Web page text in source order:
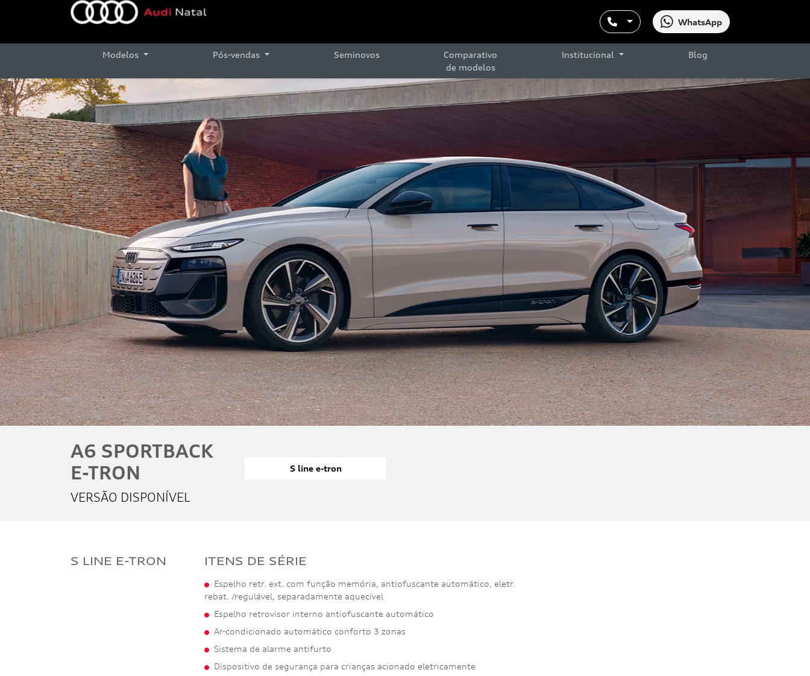
WhatsApp
Modelos Pós-vendas Seminovos
Comparativo
de modelos
Institucional Blog
Preferência de contato:
Whatsapp Telefone Email
Li e aceito aPolítica de Privacidade
em receber comunicações da concessionária.
Entrar em contato
A6 SPORTBACK
E-TRON
VERSÃO DISPONÍVEL
S line e-tron
S LINE E-TRON ITENS DE SÉRIE
Espelho retr. ext. com função memória, antiofuscante automático, eletr.
rebat. /regulável, separadamente aquecível
Espelho retrovisor interno antiofuscante automático
Ar-condicionado automático conforto 3 zonas
Sistema de alarme antifurto
Dispositivo de segurança para crianças acionado eletricamente